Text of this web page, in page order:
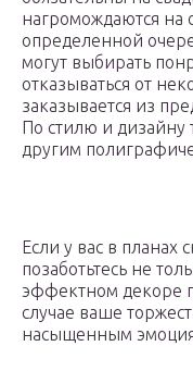
нагромождаются на
определенной
могут выбирать
отказываться от
заказывается из
По стилю и дизайну
другим
Если у вас в планах
позаботьтесь не
эффектном декоре
случае ваше
насыщенным